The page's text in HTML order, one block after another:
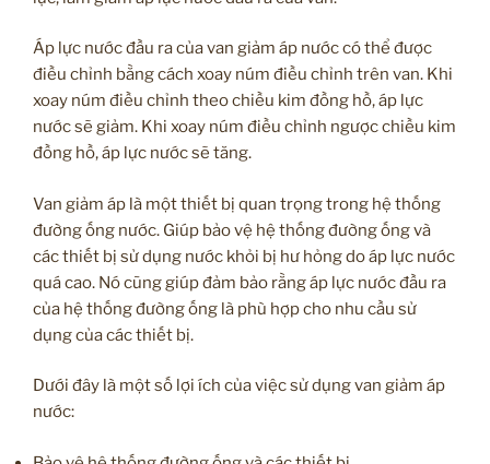
Áp lực nước đầu ra của van giảm áp nước có thể được
điều chỉnh bằng cách xoay núm điều chỉnh trên van. Khi
xoay núm điều chỉnh theo chiều kim đồng hồ, áp lực
nước sẽ giảm. Khi xoay núm điều chỉnh ngược chiều kim
đồng hồ, áp lực nước sẽ tăng.
Van giảm áp là một thiết bị quan trọng trong hệ thống
đường ống nước. Giúp bảo vệ hệ thống đường ống và
các thiết bị sử dụng nước khỏi bị hư hỏng do áp lực nước
quá cao. Nó cũng giúp đảm bảo rằng áp lực nước đầu ra
của hệ thống đường ống là phù hợp cho nhu cầu sử
dụng của các thiết bị.
Dưới đây là một số lợi ích của việc sử dụng van giảm áp
nước: